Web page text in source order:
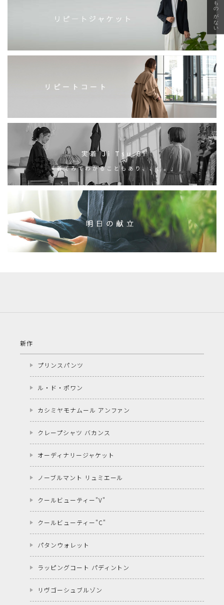
新作
プリンスパンツ
ル・ド・ポワン
カシミヤモナムール アンファン
クレープシャツ バカンス
オーディナリージャケット
ノーブルマント リュミエール
クールビューティー"V"
クールビューティー"C"
パタンウォレット
ラッピングコート パディントン
リヴゴーシュブルゾン